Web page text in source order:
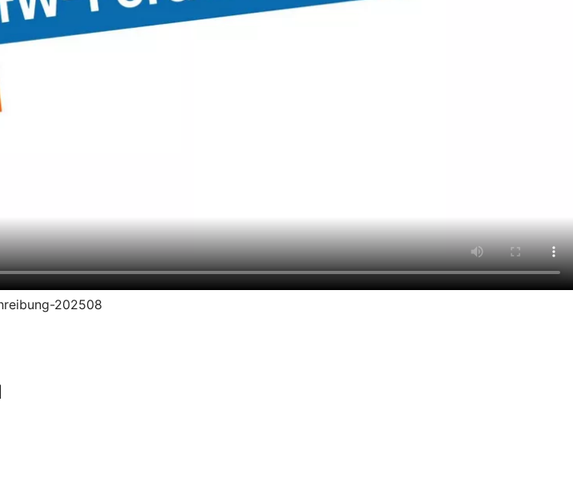
202508